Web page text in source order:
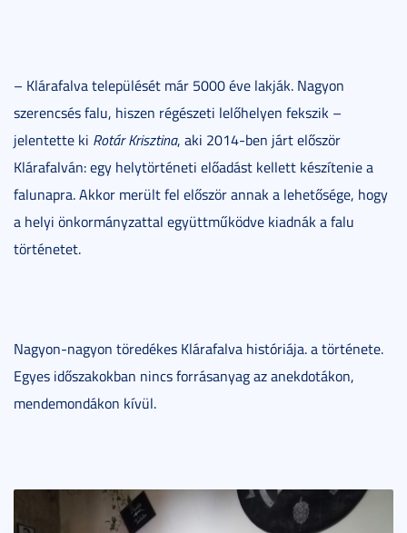
– Klárafalva települését már 5000 éve lakják. Nagyon
szerencsés falu, hiszen régészeti lelőhelyen fekszik –
jelentette ki Rotár Krisztina, aki 2014-ben járt először
Klárafalván: egy helytörténeti előadást kellett készítenie a
falunapra. Akkor merült fel először annak a lehetősége, hogy
a helyi önkormányzattal együttműködve kiadnák a falu
történetet.
Nagyon-nagyon töredékes Klárafalva históriája. a története.
Egyes időszakokban nincs forrásanyag az anekdotákon,
mendemondákon kívül.